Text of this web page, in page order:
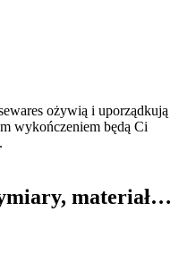
ożywią i uporządkują
wykończeniem będą Ci
materiał…